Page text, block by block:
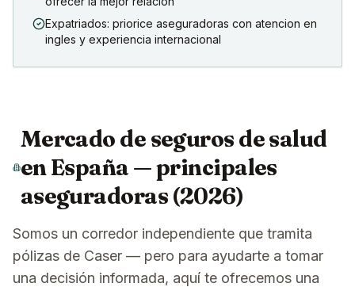
Expatriados: priorice aseguradoras con atencion en
ingles y experiencia internacional
Mercado de seguros de salud
en España — principales
aseguradoras (2026)
Somos un corredor independiente que tramita
pólizas de Caser — pero para ayudarte a tomar
una decisión informada, aquí te ofrecemos una